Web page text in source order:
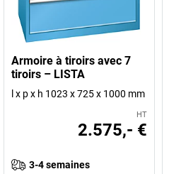
Armoire à tiroirs avec 7
tiroirs – LISTA
l x p x h 1023 x 725 x 1000 mm
HT
2.575,- €
3-4 semaines